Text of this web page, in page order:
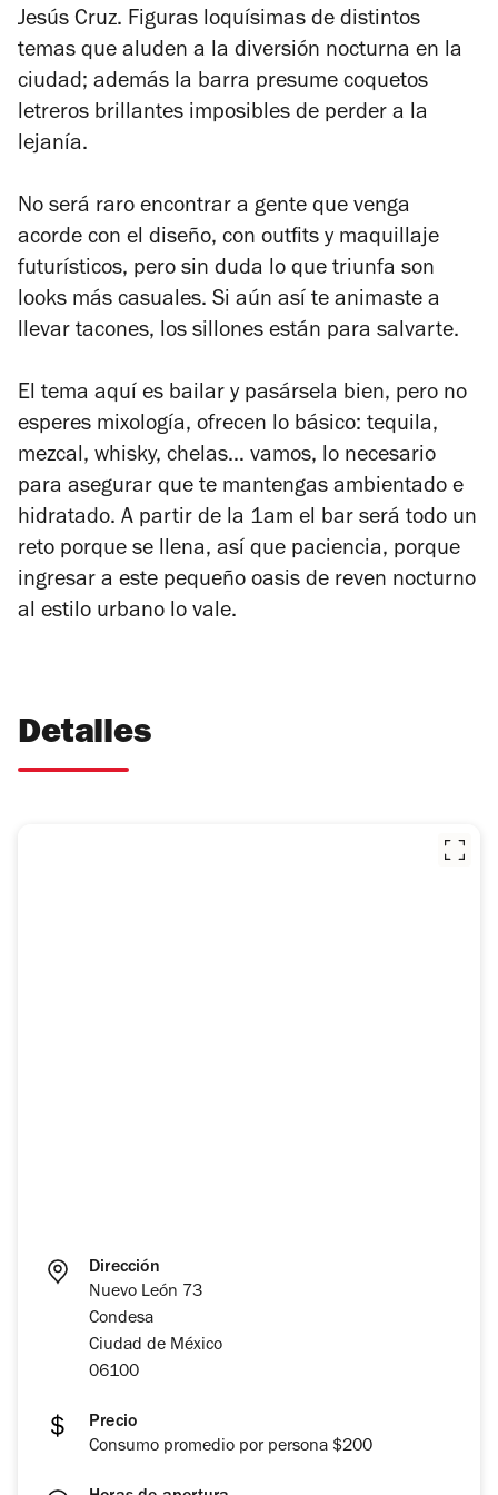
Jesús Cruz. Figuras loquísimas de distintos
temas que aluden a la diversión nocturna en la
ciudad; además la barra presume coquetos
letreros brillantes imposibles de perder a la
lejanía.
No será raro encontrar a gente que venga
acorde con el diseño, con outfits y maquillaje
futurísticos, pero sin duda lo que triunfa son
looks más casuales. Si aún así te animaste a
llevar tacones, los sillones están para salvarte.
El tema aquí es bailar y pasársela bien, pero no
esperes mixología, ofrecen lo básico: tequila,
mezcal, whisky, chelas… vamos, lo necesario
para asegurar que te mantengas ambientado e
hidratado. A partir de la 1am el bar será todo un
reto porque se llena, así que paciencia, porque
ingresar a este pequeño oasis de reven nocturno
al estilo urbano lo vale.
Detalles
Dirección
Nuevo León 73
Condesa
Ciudad de México
06100
Precio
Consumo promedio por persona $200